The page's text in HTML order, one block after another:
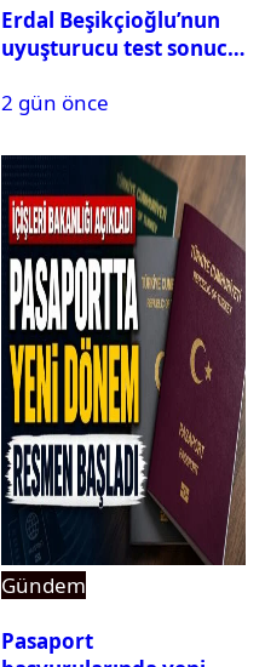
Erdal Beşikçioğlu’nun
uyuşturucu test sonucu
2 gün önce
Gündem
Pasaport